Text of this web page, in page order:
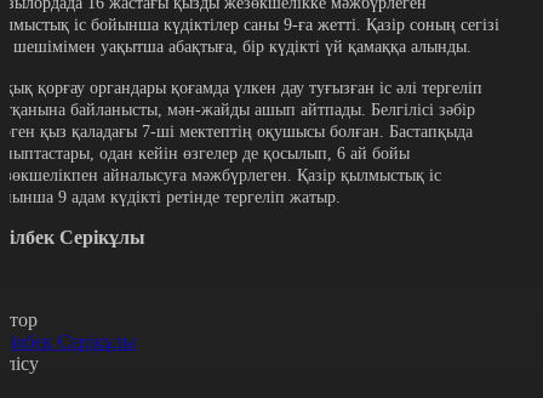
іс бойынша күдіктілер саны 9-ға жетті. Қазір соның сегізі
шешімімен уақытша абақтыға, бір күдікті үй қамаққа алынды.
қорғау органдары қоғамда үлкен дау туғызған іс әлі тергеліп
байланысты, мән-жайды ашып айтпады. Белгілісі зәбір
қыз қаладағы 7-ші мектептің оқушысы болған. Бастапқыда
одан кейін өзгелер де қосылып, 6 ай бойы
айналысуға мәжбүрлеген. Қазір қылмыстық іс
9 адам күдікті ретінде тергеліп жатыр.
Серікұлы
Серікұлы